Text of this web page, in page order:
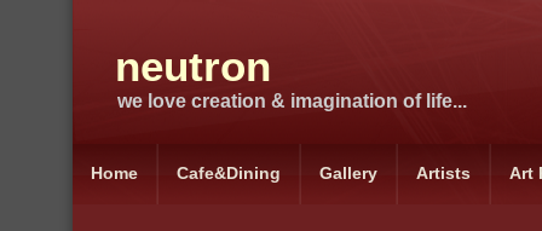
neutron
we love creation & imagination of life...
Home Cafe&Dining Gallery Artists Art